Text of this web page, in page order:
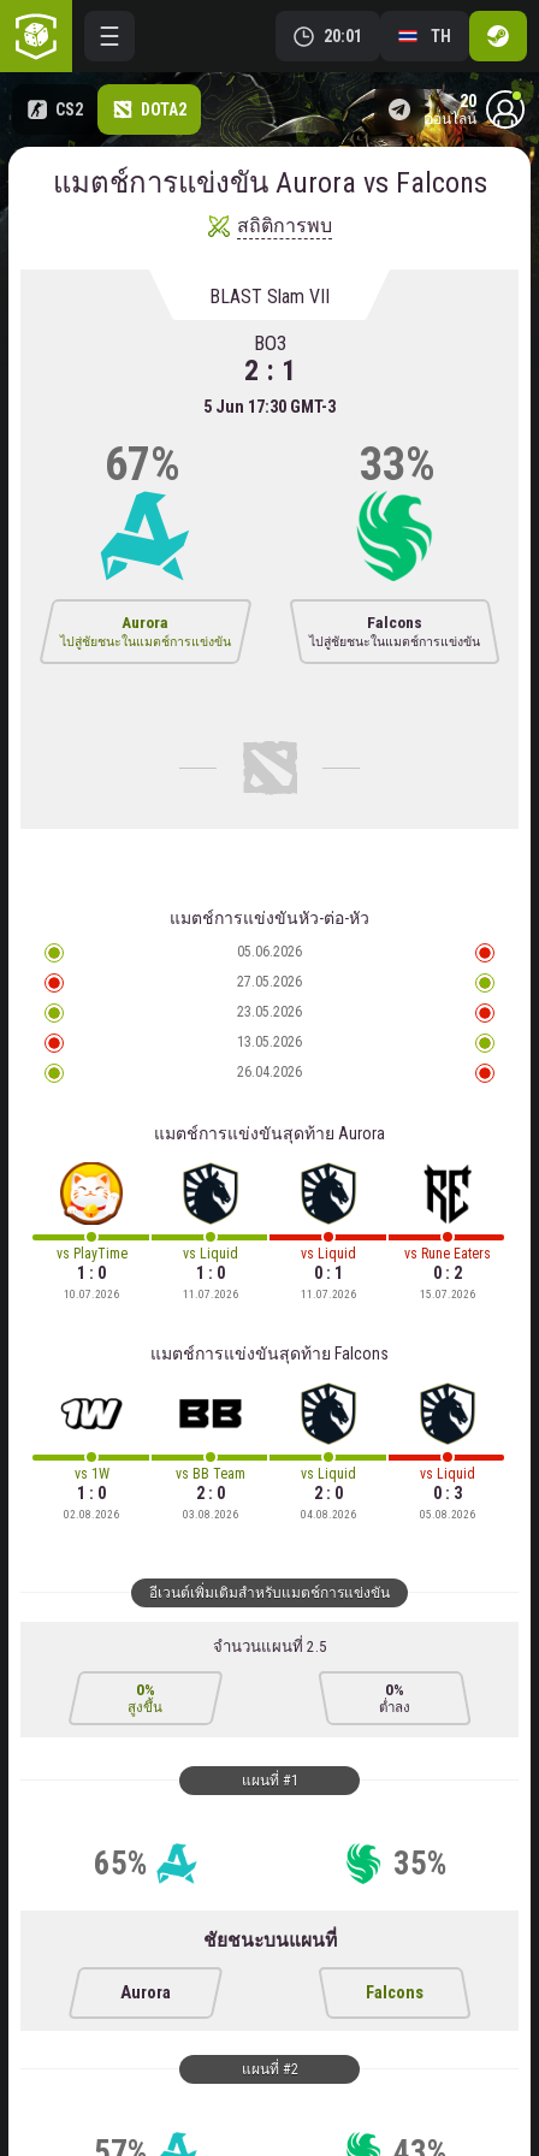
20:01 TH
CS2 DOTA2 20
ออนไลน์
แมตช์การแข่งขัน Aurora vs Falcons
สถิติการพบ
67%
Aurora
ไปสู่ชัยชนะในแมตช์การแข่งขัน
33%
Falcons
ไปสู่ชัยชนะในแมตช์การแข่งขัน
BLAST Slam VII
BO3
2 : 1
5 Jun 17:30 GMT-3
แมตช์การแข่งขันสุดท้าย Aurora
vs PlayTime
1 : 0
10.07.2026
vs Liquid
1 : 0
11.07.2026
vs Liquid
0 : 1
11.07.2026
vs Rune Eaters
0 : 2
15.07.2026
แมตช์การแข่งขันหัว-ต่อ-หัว
05.06.2026
27.05.2026
23.05.2026
13.05.2026
26.04.2026
แมตช์การแข่งขันสุดท้าย Falcons
vs 1W
1 : 0
02.08.2026
vs BB Team
2 : 0
03.08.2026
vs Liquid
2 : 0
04.08.2026
vs Liquid
0 : 3
05.08.2026
อีเวนต์เพิ่มเติมสำหรับแมตช์การแข่งขัน
จำนวนแผนที่ 2.5
0%
สูงขึ้น
0%
ต่ำลง
แผนที่ #1
65% 35%
ชัยชนะบนแผนที่
Aurora Falcons
แผนที่ #2